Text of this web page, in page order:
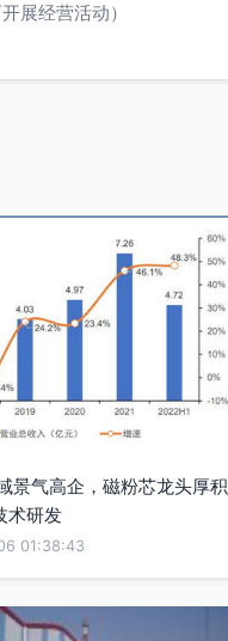
展经营活动）
景气高企，磁粉芯龙头厚积
术研发
01:38:43